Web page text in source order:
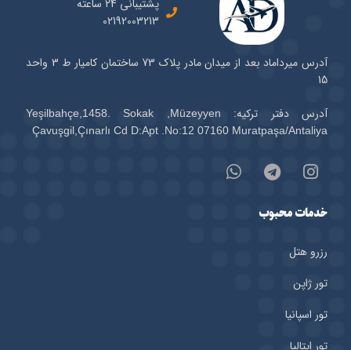
پشتیبانی 24 ساعته
02192003213
آدرس میرداماد بعد از میدان مادر پلاک 73 ساختمان کامیار ط 3 واحد
15
آدرس دفتر ترکیه: Yeşilbahçe,1458. Sokak ,Müzeyyen
Çavuşgil,Çınarlı Cd D:Apt .No:12 07160 Muratpaşa/Antaliya
خدمات محبوب
رزرو هتل‌
تور ژاپن
تور اسپانیا
تور ایتالیا